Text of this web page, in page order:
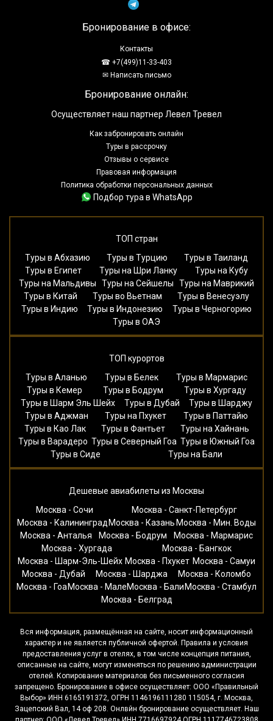
Бронирование в офисе:
Контакты
☎ +7(499)11-33-403
✉ Написать письмо
Бронирование онлайн:
Осуществляет наш партнер Левел Тревел
Как забронировать онлайн
Туры в рассрочку
Отзывы о сервисе
Правовая информация
Политика обработки персональных данных
Подбор тура в WhatsApp
ТОП стран
Туры в Абхазию
Туры в Турцию
Туры в Таиланд
Туры в Египет
Туры на Шри Ланку
Туры на Кубу
Туры на Мальдивы
Туры на Сейшелы
Туры на Маврикий
Туры в Китай
Туры во Вьетнам
Туры в Венесуэлу
Туры в Индию
Туры в Индонезию
Туры в Черногорию
Туры в ОАЭ
ТОП курортов
Туры в Аланью
Туры в Белек
Туры в Мармарис
Туры в Кемер
Туры в Бодрум
Туры в Хургаду
Туры в Шарм Эль Шейх
Туры в Дубай
Туры в Шарджу
Туры в Аджман
Туры на Пхукет
Туры в Паттайю
Туры в Као Лак
Туры в Фантьет
Туры на Хайнань
Туры в Варадеро Туры в Северный Гоа Туры в Южный Гоа
Туры в Сиде
Туры на Бали
Дешевые авиабилеты из Москвы
Москва - Сочи
Москва - Санкт-Петербург
Москва - КалининградМосква - КазаньМосква - Мин. Воды
Москва - Анталья
Москва - Бодрум
Москва - Мармарис
Москва - Хургада
Москва - Бангкок
Москва - Шарм-Эль-Шейх Москва - Пхукет Москва - Самуи
Москва - Дубай
Москва - Шарджа
Москва - Коломбо
Москва - ГоаМосква - МалеМосква - БалиМосква - Стамбул
Москва - Белград
Вся информация, размещённая на сайте, носит информационный
характер и не является публичной офертой. Правила и условия
предоставления услуг в отелях, в том числе концепция питания,
описанные на сайте, могут изменяться по решению администрации
отелей. Копирование материалов без письменного согласия
запрещено. Бронирование в офисе осуществляет: ООО «Правильный
Выбор» ИНН 6165191372, ОГРН 1146196111280 115054, г. Москва,
Зацепский Вал, 14 оф 208. Онлвйн бронирование осуществляет. Наш